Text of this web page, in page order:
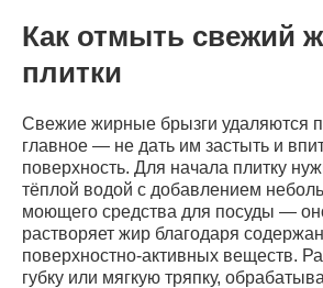
Как отмыть свежий
плитки
Свежие жирные брызги удаляются
главное — не дать им застыть и
поверхность. Для начала плитку
тёплой водой с добавлением
моющего средства для посуды —
растворяет жир благодаря
поверхностно-активных веществ.
губку или мягкую тряпку,